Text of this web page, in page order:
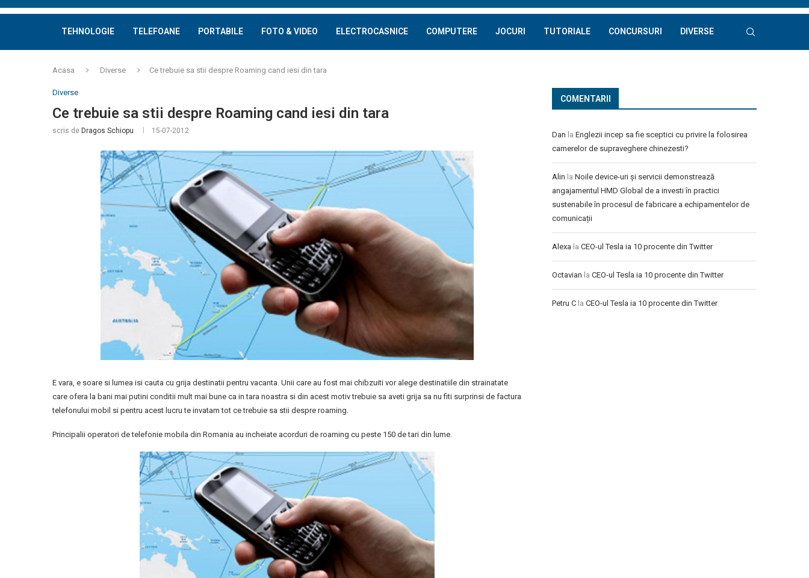
TEHNOLOGIE TELEFOANE PORTABILE FOTO & VIDEO ELECTROCASNICE COMPUTERE JOCURI TUTORIALE CONCURSURI DIVERSE
Acasa Diverse Ce trebuie sa stii despre Roaming cand iesi din tara
Diverse
Ce trebuie sa stii despre Roaming cand iesi din tara
scris de Dragos Schiopu 15-07-2012
E vara, e soare si lumea isi cauta cu grija destinatii pentru vacanta. Unii care au fost mai chibzuiti vor alege destinatiile din strainatate
care ofera la bani mai putini conditii mult mai bune ca in tara noastra si din acest motiv trebuie sa aveti grija sa nu fiti surprinsi de factura
telefonului mobil si pentru acest lucru te invatam tot ce trebuie sa stii despre roaming.
Principalii operatori de telefonie mobila din Romania au incheiate acorduri de roaming cu peste 150 de tari din lume.
COMENTARII
Dan la Englezii incep sa fie sceptici cu privire la folosirea
camerelor de supraveghere chinezesti?
Alin la Noile device-uri și servicii demonstrează
angajamentul HMD Global de a investi în practici
sustenabile în procesul de fabricare a echipamentelor de
comunicații
Alexa la CEO-ul Tesla ia 10 procente din Twitter
Octavian la CEO-ul Tesla ia 10 procente din Twitter
Petru C la CEO-ul Tesla ia 10 procente din Twitter